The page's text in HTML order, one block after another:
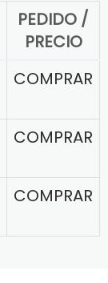
PEDIDO /
PRECIO
COMPRAR
COMPRAR
COMPRAR